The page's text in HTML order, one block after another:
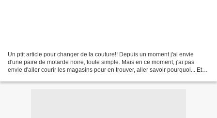
Un ptit article pour changer de la couture!! Depuis un moment j'ai envie
d'une paire de motarde noire, toute simple. Mais en ce moment, j'ai pas
envie d'aller courir les magasins pour en trouver, aller savoir pourquoi... Et